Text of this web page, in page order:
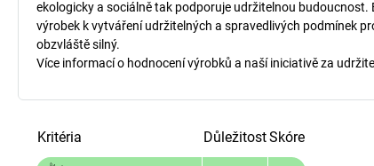
ekologicky a sociálně tak podporuje udržitelnou
výrobek k vytváření udržitelných a spravedlivých podmínek
obzvláště silný.
Více informací o hodnocení výrobků a naší iniciativě za
Kritéria DůležitostSkóre